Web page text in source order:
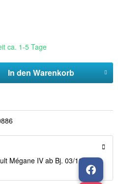
ca. 1-5 Tage
In den Warenkorb
Mégane IV ab Bj. 03/16 ...